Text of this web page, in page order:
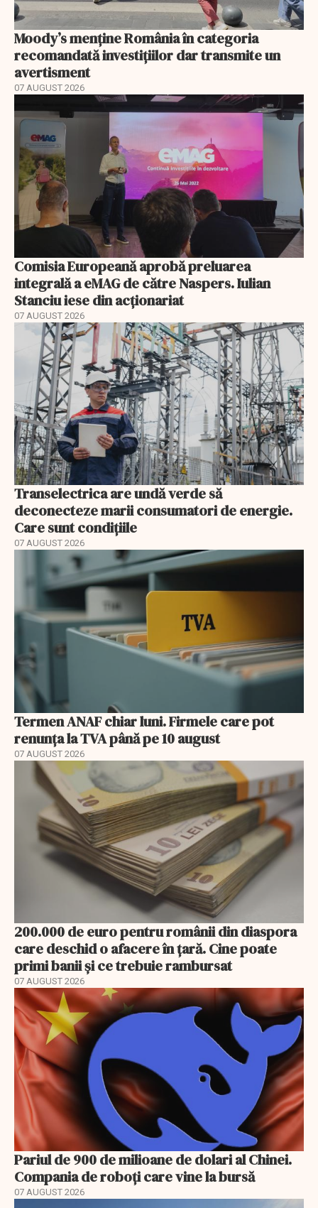
Moody’s menține România în categoria
recomandată investițiilor dar transmite un
avertisment
07 AUGUST 2026
Comisia Europeană aprobă preluarea
integrală a eMAG de către Naspers. Iulian
Stanciu iese din acționariat
07 AUGUST 2026
Transelectrica are undă verde să
deconecteze marii consumatori de energie.
Care sunt condițiile
07 AUGUST 2026
Termen ANAF chiar luni. Firmele care pot
renunța la TVA până pe 10 august
07 AUGUST 2026
200.000 de euro pentru românii din diaspora
care deschid o afacere în țară. Cine poate
primi banii și ce trebuie rambursat
07 AUGUST 2026
Pariul de 900 de milioane de dolari al Chinei.
Compania de roboți care vine la bursă
07 AUGUST 2026